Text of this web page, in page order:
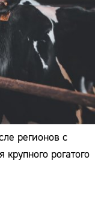
регионов с
рогатого